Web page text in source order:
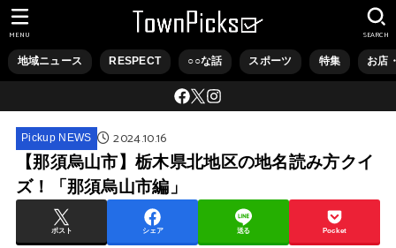
地域ニュース RESPECT ○○な話 スポーツ 特集 お店
SEARCH
MENU
Pickup NEWS 2024.10.16
【那須烏山市】栃木県北地区の地名読み方クイ
ズ！「那須烏山市編」
ポスト シェア 送る Pocket